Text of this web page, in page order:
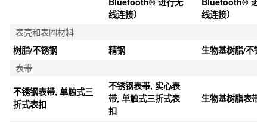
线连接）
线连接）
表壳和表圈材料
树脂/不锈钢
精钢
生物基树脂/不锈
表带
不锈钢表带, 单触式三
折式表扣
不锈钢表带, 实心表
带, 单触式三折式表
扣
生物基树脂表带